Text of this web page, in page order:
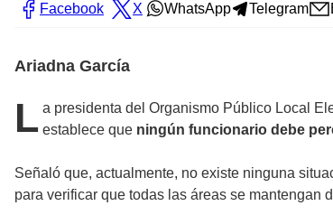
Facebook X WhatsApp Telegram
Ariadna García
L a presidenta del Organismo Público Local
establece que ningún funcionario debe
Señaló que, actualmente, no existe ninguna
para verificar que todas las áreas se mantengan